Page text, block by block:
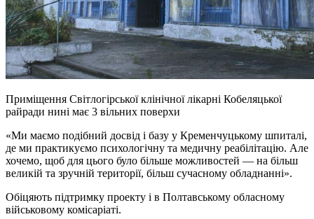
Приміщення Світлогірської клінічної лікарні Кобеляцької
райради нині має 3 вільних поверхи
«Ми маємо подібний досвід і базу у Кременчуцькому шпиталі,
де ми практикуємо психологічну та медичну реабілітацію. Але
хочемо, щоб для цього було більше можливостей — на більш
великій та зручній території, більш сучасному обладнанні».
Обіцяють підтримку проекту і в Полтавському обласному
військовому комісаріаті.